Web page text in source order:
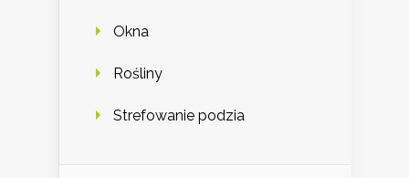
Okna
Rośliny
Strefowanie podzia